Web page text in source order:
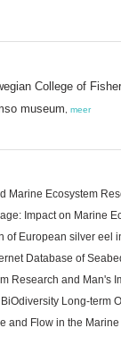
College of
museum meer
Marine Ecosystem
Impact on Marine
of European silver eel
Database of
Research and Man's
Long-term
and Flow in the